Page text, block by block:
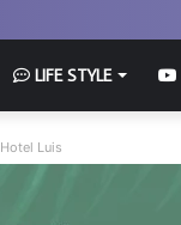
LIFE STYLE
Hotel Luis